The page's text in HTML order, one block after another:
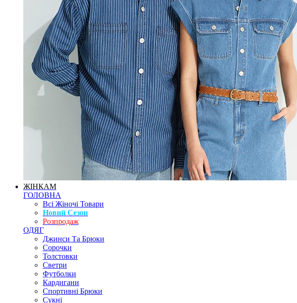
ЖІНКАМ
ГОЛОВНА
Всі Жіночі Товари
Новий Сезон
Розпродаж
ОДЯГ
Джинси Та Брюки
Сорочки
Толстовки
Светри
Футболки
Кардигани
Спортивні Брюки
Сукні